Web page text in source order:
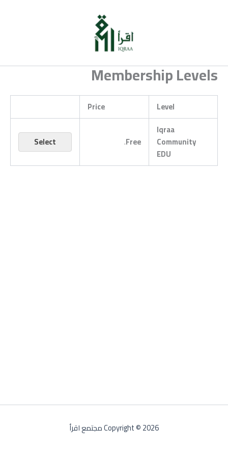
Membership Levels
Level
Price
Iqraa
Community
EDU
Free
.
Select
Copyright © 2026 مجتمع اقرأ